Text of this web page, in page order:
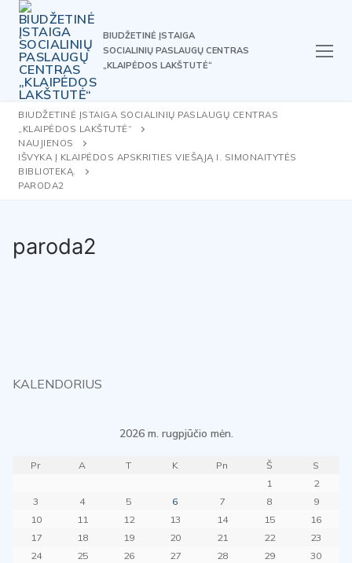
Skip
content
BIUDŽETINĖ ĮSTAIGA
SOCIALINIŲ PASLAUGŲ CENTRAS
„KLAIPĖDOS LAKŠTUTĖ“
BIUDŽETINĖ ĮSTAIGA SOCIALINIŲ PASLAUGŲ CENTRAS
„KLAIPĖDOS LAKŠTUTĖ“
NAUJIENOS
IŠVYKA Į KLAIPĖDOS APSKRITIES VIEŠĄJĄ I. SIMONAITYTĖS
BIBLIOTEKĄ.
PARODA2
paroda2
KALENDORIUS
2026 m. rugpjūčio mėn.
Pr A T K Pn Š
S
1
2
3
4 5 6 7 8
9
10
11 12 13 14 15
16
17
18 19 20 21 22
23
24
25 26 27 28 29
30